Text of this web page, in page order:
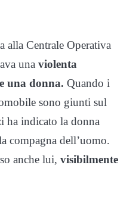
alla Centrale Operativa
una violenta
una donna. Quando i
sono giunti sul
ha indicato la donna
compagna dell’uomo.
anche lui, visibilmente